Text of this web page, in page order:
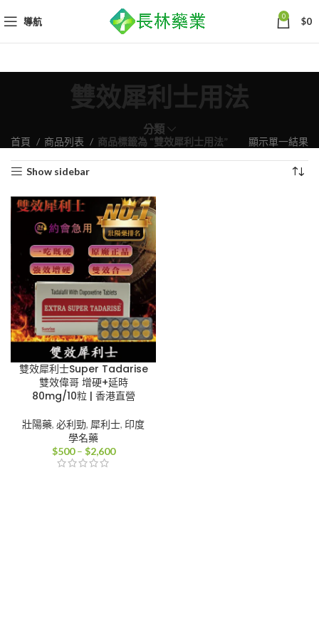
導航 0 $0
雙效犀利士用法
分類
首頁 商品列表 商品標籤為 “雙效犀利士用法” 顯示單一結果
Show sidebar
雙效犀利士Super Tadarise
雙效偉哥 增硬+延時
80mg/10粒 | 香港直營
壯陽藥, 必利勁, 犀利士, 印度
學名藥
$500 – $2,600價